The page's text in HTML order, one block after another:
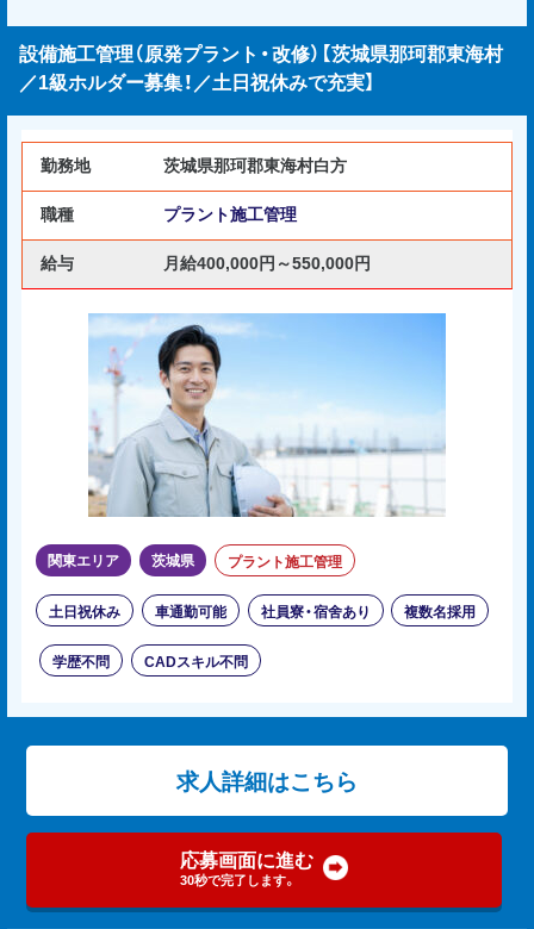
設備施工管理（原発プラント・改修）【茨城県那珂郡東海村
／1級ホルダー募集！／土日祝休みで充実】
勤務地 茨城県那珂郡東海村白方
職種 プラント施工管理
給与 月給400,000円～550,000円
関東エリア 茨城県 プラント施工管理
土日祝休み 車通勤可能 社員寮・宿舍あり 複数名採用
学歴不問 CADスキル不問
求人詳細はこちら
応募画面に進む
30秒で完了します。